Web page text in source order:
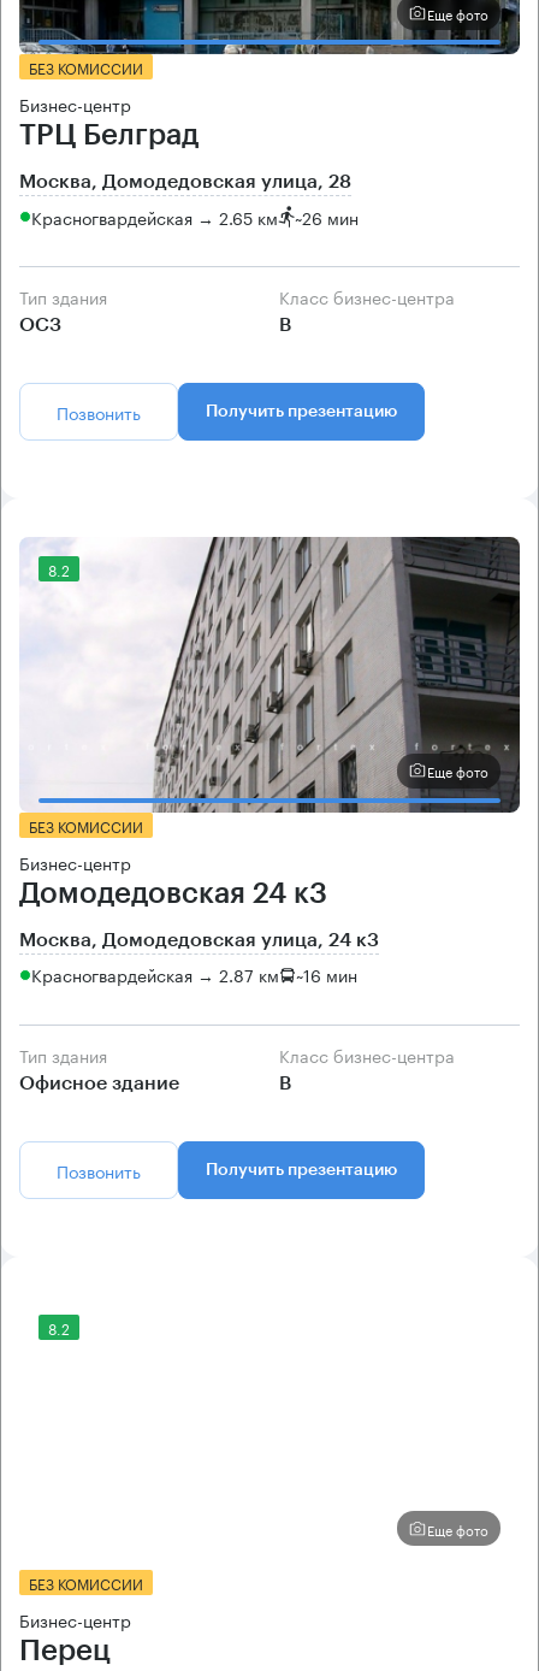
Еще фото
БЕЗ КОМИССИИ
Бизнес-центр
ТРЦ Белград
Москва, Домодедовская улица, 28
Красногвардейская → 2.65 км ~26 мин
Тип здания
ОСЗ
Класс бизнес-центра
B
Позвонить Получить презентацию
8.2
Еще фото
БЕЗ КОМИССИИ
Бизнес-центр
Домодедовская 24 к3
Москва, Домодедовская улица, 24 к3
Красногвардейская → 2.87 км ~16 мин
Тип здания
Офисное здание
Класс бизнес-центра
B
Позвонить Получить презентацию
8.2
Еще фото
БЕЗ КОМИССИИ
Бизнес-центр
Перец